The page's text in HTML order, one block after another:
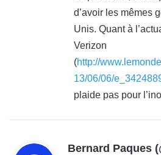
d’avoir les mêmes
Unis. Quant à
Verizon
(http://
13/06/06/
plaide pas pour
Bernard Paques